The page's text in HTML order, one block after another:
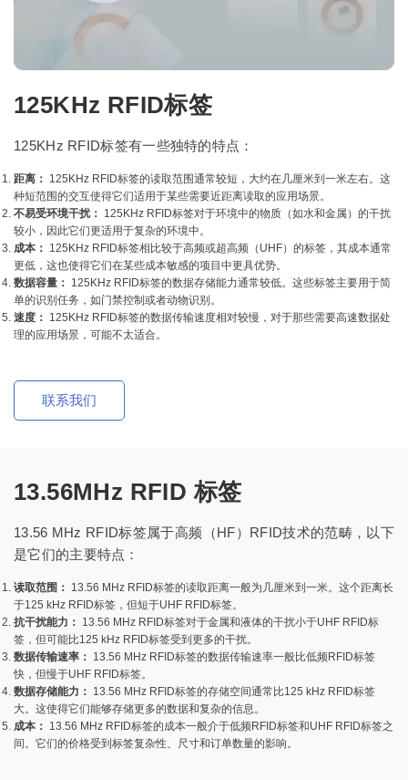
125KHz RFID标签
125KHz RFID标签有一些独特的特点：
距离： 125KHz RFID标签的读取范围通常较短，大约在几厘米到一米左右。这
种短范围的交互使得它们适用于某些需要近距离读取的应用场景。
不易受环境干扰： 125KHz RFID标签对于环境中的物质（如水和金属）的干扰
较小，因此它们更适用于复杂的环境中。
成本： 125KHz RFID标签相比较于高频或超高频（UHF）的标签，其成本通常
更低，这也使得它们在某些成本敏感的项目中更具优势。
数据容量： 125KHz RFID标签的数据存储能力通常较低。这些标签主要用于简
单的识别任务，如门禁控制或者动物识别。
速度： 125KHz RFID标签的数据传输速度相对较慢，对于那些需要高速数据处
理的应用场景，可能不太适合。
联系我们
13.56MHz RFID 标签
13.56 MHz RFID标签属于高频（HF）RFID技术的范畴，以下
是它们的主要特点：
读取范围： 13.56 MHz RFID标签的读取距离一般为几厘米到一米。这个距离长
于125 kHz RFID标签，但短于UHF RFID标签。
抗干扰能力： 13.56 MHz RFID标签对于金属和液体的干扰小于UHF RFID标
签，但可能比125 kHz RFID标签受到更多的干扰。
数据传输速率： 13.56 MHz RFID标签的数据传输速率一般比低频RFID标签
快，但慢于UHF RFID标签。
数据存储能力： 13.56 MHz RFID标签的存储空间通常比125 kHz RFID标签
大。这使得它们能够存储更多的数据和复杂的信息。
成本： 13.56 MHz RFID标签的成本一般介于低频RFID标签和UHF RFID标签之
间。它们的价格受到标签复杂性、尺寸和订单数量的影响。